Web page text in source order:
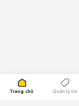
Trang chủ Quản lý tin